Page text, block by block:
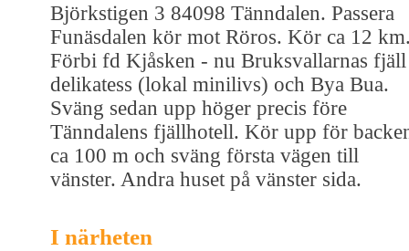
Björkstigen 3 84098 Tänndalen. Passera
Funäsdalen kör mot Röros. Kör ca 12
Förbi fd Kjåsken - nu Bruksvallarnas fjäll
delikatess (lokal minilivs) och Bya Bua.
Sväng sedan upp höger precis före
Tänndalens fjällhotell. Kör upp för
ca 100 m och sväng första vägen till
vänster. Andra huset på vänster sida.
I närheten